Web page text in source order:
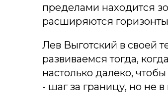
пределами находится
расширяются
Лев Выготский в своей
развиваемся тогда,
настолько далеко,
- шаг за границу, но не в